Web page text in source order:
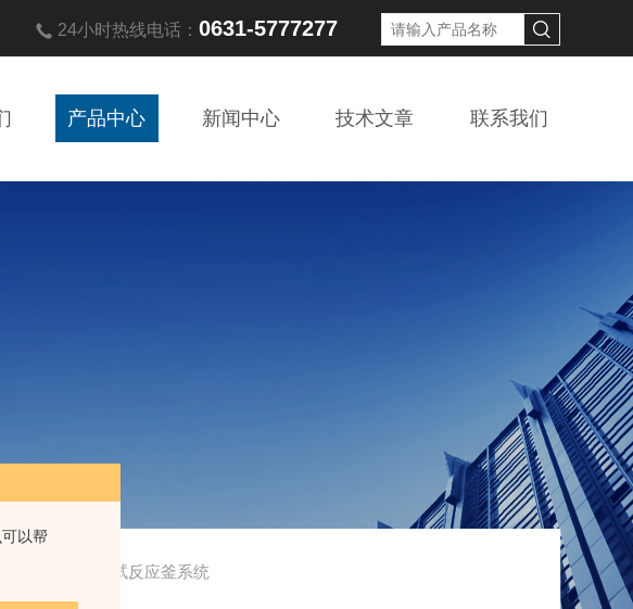
以帮
24小时热线电话： 0631-5777277
产品中心 新闻中心 技术文章 联系我们
/ 1000L中试反应釜系统